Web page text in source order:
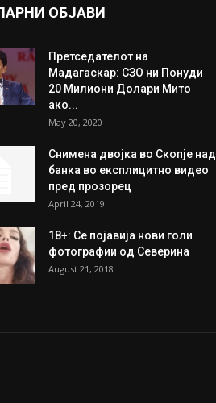
ОБЈАВИ
Претседателот на
Мадагаскар: СЗО ни Понуди
20 Милиони Долари Мито
ако...
May 20, 2020
Снимена двојка во Скопје над
банка во експлицитно видео
пред прозорец
April 24, 2019
18+: Се појавија нови голи
фотографии од Северина
August 21, 2018